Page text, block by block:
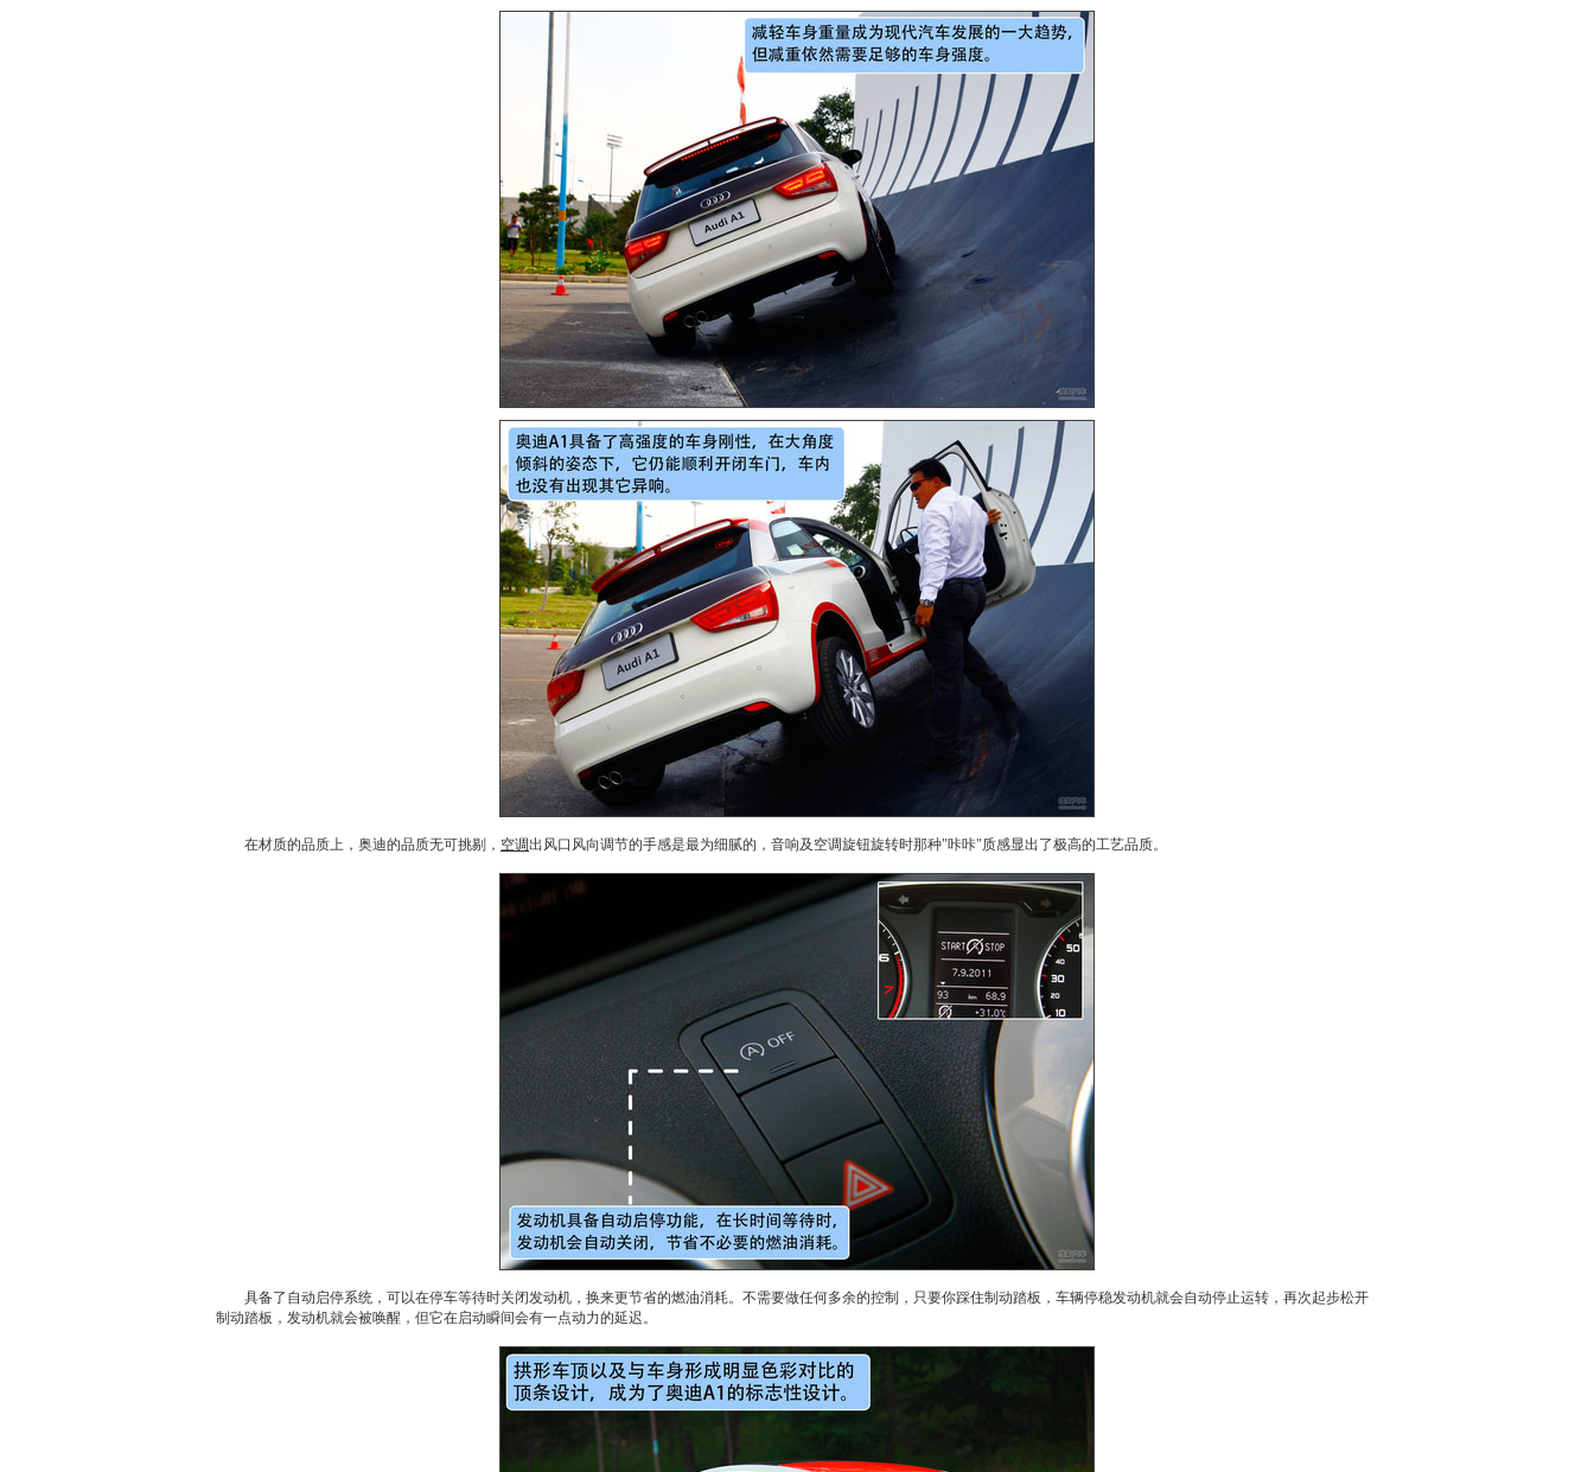
在材质的品质上， 奥迪的品质无可挑剔， 空调出风口风向调节的手感是最为细腻的，音响及 空调旋钮旋转时那种"咔咔"质感显出了极高的工艺品质。
具备了自动启停系统，可以在停车等待时关闭发动机，换来更节省的燃油消耗。不需要做任何多余的控制，只要你踩住制动踏板，车辆停稳发动机就会自动停止运转，再次起步松开
制动踏板，发动机就会被唤醒，但它在启动瞬间会有一点动力的延迟。